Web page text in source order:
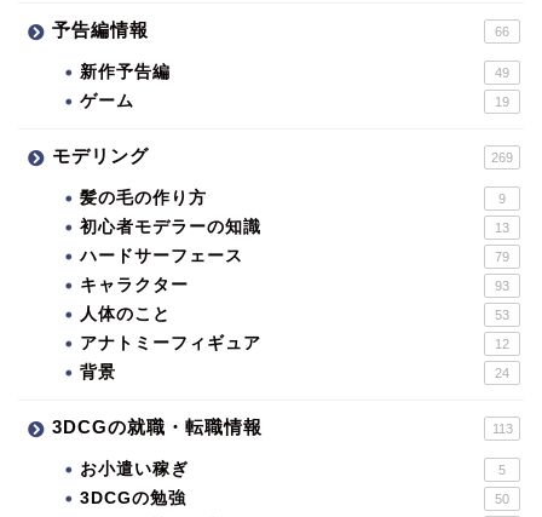
予告編情報 66
新作予告編 49
ゲーム 19
モデリング 269
髪の毛の作り方 9
初心者モデラーの知識 13
ハードサーフェース 79
キャラクター 93
人体のこと 53
アナトミーフィギュア 12
背景 24
3DCGの就職・転職情報 113
お小遣い稼ぎ 5
3DCGの勉強 50